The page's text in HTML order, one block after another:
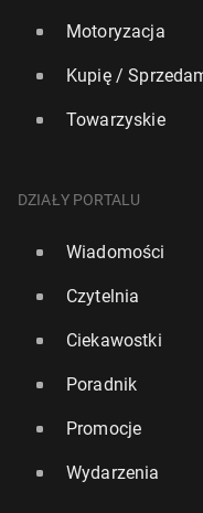
Motoryzacja
Kupię /
Towarzyskie
DZIAŁY PORTALU
Wiadomości
Czytelnia
Ciekawostki
Poradnik
Promocje
Wydarzenia